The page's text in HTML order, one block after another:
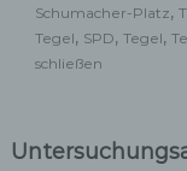
Schumacher-Platz,
Tegel, SPD, Tegel,
schließen